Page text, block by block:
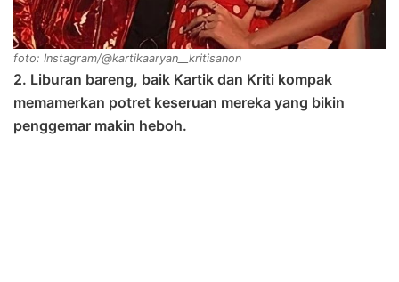
foto: Instagram/@kartikaaryan__kritisanon
2. Liburan bareng, baik Kartik dan Kriti kompak
memamerkan potret keseruan mereka yang bikin
penggemar makin heboh.